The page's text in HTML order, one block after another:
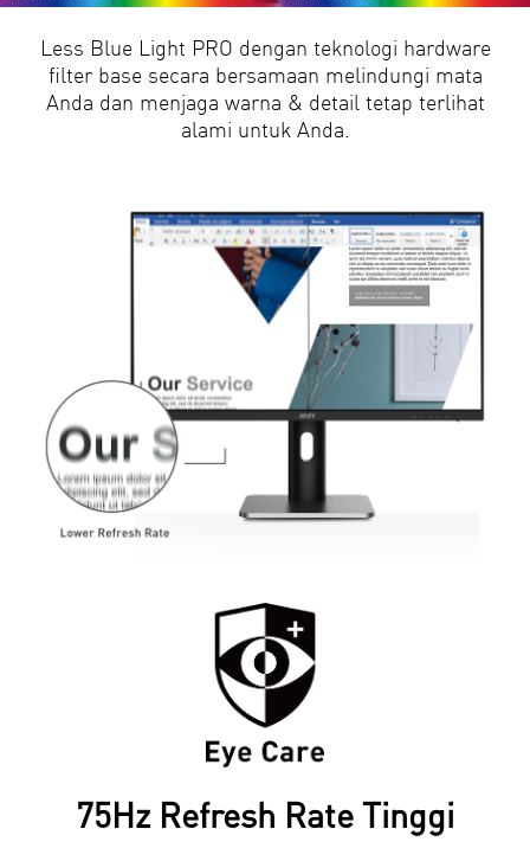
Less Blue Light PRO dengan teknologi hardware
filter base secara bersamaan melindungi mata
Anda dan menjaga warna & detail tetap terlihat
alami untuk Anda.
75Hz Refresh Rate Tinggi